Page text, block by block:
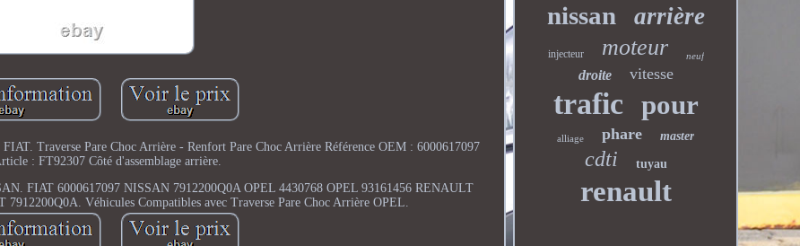
Traverse Pare Choc Arrière - Renfort Pare Choc Arrière Référence OEM : 6000617097
: FT92307 Côté d'assemblage arrière.
FIAT 6000617097 NISSAN 7912200Q0A OPEL 4430768 OPEL 93161456 RENAULT
Véhicules Compatibles avec Traverse Pare Choc Arrière OPEL.
nissan arrière
injecteur moteur neuf
droite vitesse
trafic pour
alliage phare master
cdti tuyau
renault